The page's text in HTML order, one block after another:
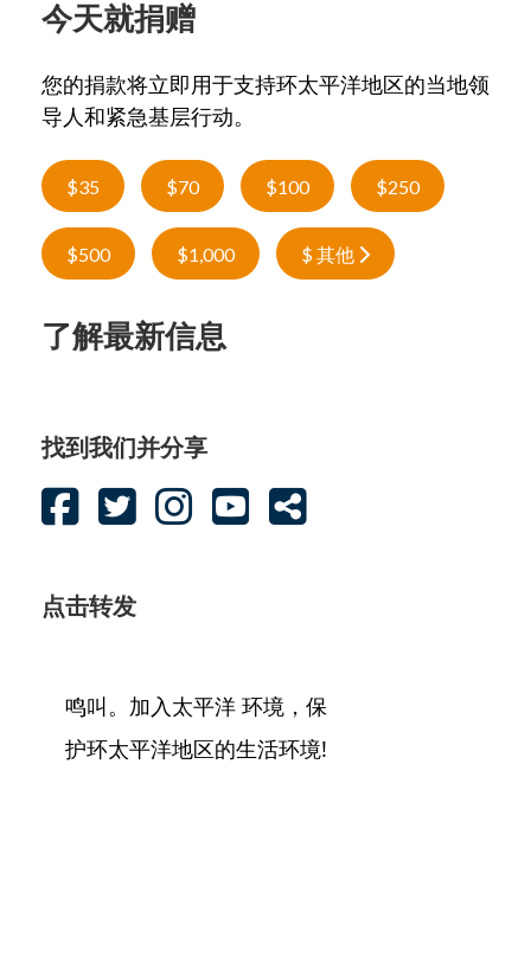
今天就捐赠
您的捐款将立即用于支持环太平洋地区的当地领
导人和紧急基层行动。
$35 $70 $100 $250
$500 $1,000 $ 其他
了解最新信息
找到我们并分享
点击转发
鸣叫。加入太平洋 环境，保
护环太平洋地区的生活环境!